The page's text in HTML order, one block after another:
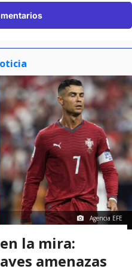
Agencia EFE
la mira:
amenazas